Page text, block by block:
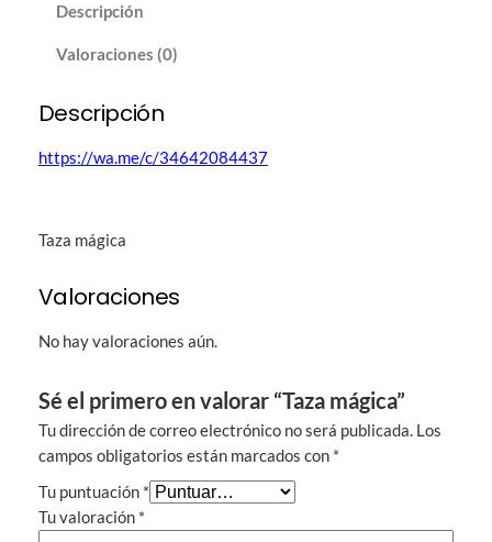
c
n
d
Descripción
Valoraciones (0)
Descripción
https://wa.me/c/34642084437
Taza mágica
Valoraciones
No hay valoraciones aún.
Sé el primero en valorar “Taza mágica”
Tu dirección de correo electrónico no será publicada. Los
campos obligatorios están marcados con *
Tu puntuación *
Tu valoración *